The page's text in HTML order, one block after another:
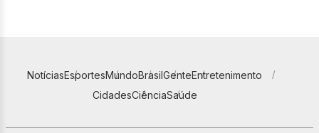
NotíciasEsportesMundoBrasilGenteEntretenimento
CidadesCiênciaSaúde